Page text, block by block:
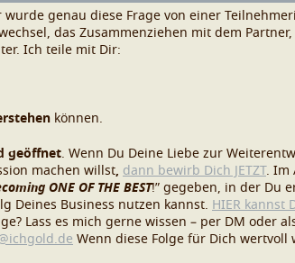
genau diese Frage von einer
das Zusammenziehen mit dem
Ich teile mit Dir:
können.
geöffnet. Wenn Du Deine Liebe zur
machen willst, dann bewirb Dich JETZT . Im
ONE OF THE BEST!” gegeben, in der Du
Deines Business nutzen kannst. HIER kannst
Lass es mich gerne wissen – per DM oder
Wenn diese Folge für Dich wertvoll